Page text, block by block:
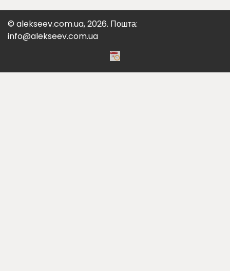
© alekseev.com.ua, 2026. Пошта:
info@alekseev.com.ua